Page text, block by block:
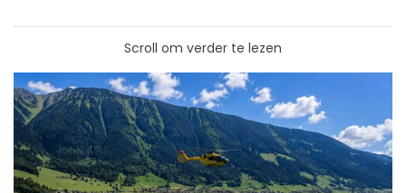
Scroll om verder te lezen